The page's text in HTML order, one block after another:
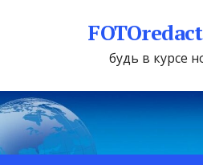
будь в курсе